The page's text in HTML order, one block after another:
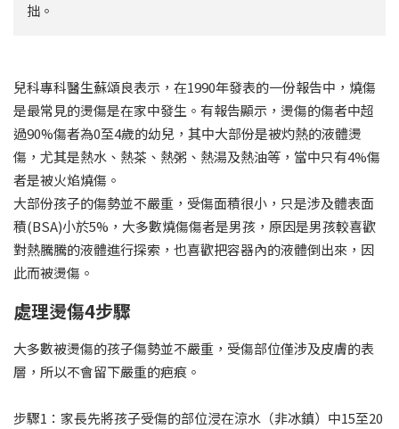
拙。
兒科專科醫生蘇頌良表示，在1990年發表的一份報告中，燒傷
是最常見的燙傷是在家中發生。有報告顯示，燙傷的傷者中超
過90%傷者為0至4歲的幼兒，其中大部份是被灼熱的液體燙
傷，尤其是熱水、熱茶、熱粥、熱湯及熱油等，當中只有4%傷
者是被火焰燒傷。
大部份孩子的傷勢並不嚴重，受傷面積很小，只是涉及體表面
積(BSA)小於5%，大多數燒傷傷者是男孩，原因是男孩較喜歡
對熱騰騰的液體進行探索，也喜歡把容器內的液體倒出來，因
此而被燙傷。
處理燙傷4步驟
大多數被燙傷的孩子傷勢並不嚴重，受傷部位僅涉及皮膚的表
層，所以不會留下嚴重的疤痕。
步驟1：家長先將孩子受傷的部位浸在涼水（非冰鎮）中15至20